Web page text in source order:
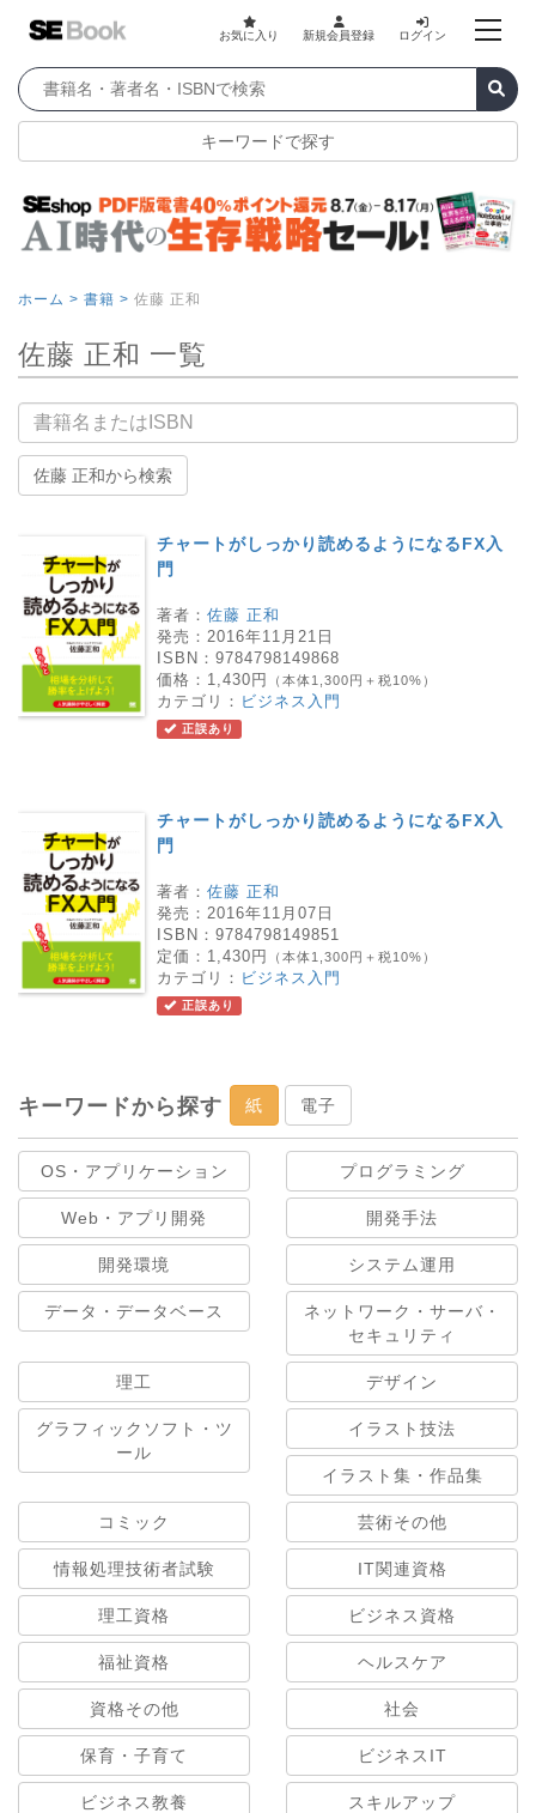
お気に入り 新規会員登録 ログイン
キーワードで探す
ホーム > 書籍 > 佐藤 正和
佐藤 正和 一覧
書籍名
佐藤 正和から検索
チャートがしっかり読めるようになるFX入
門
著者： 佐藤 正和
発売： 2016年11月21日
ISBN： 9784798149868
価格： 1,430円 （本体1,300円＋税10%）
カテゴリ： ビジネス入門
正誤あり
チャートがしっかり読めるようになるFX入
門
著者： 佐藤 正和
発売： 2016年11月07日
ISBN： 9784798149851
定価： 1,430円 （本体1,300円＋税10%）
カテゴリ： ビジネス入門
正誤あり
キーワードから探す 紙 電子
OS・アプリケーション プログラミング
Web・アプリ開発 開発手法
開発環境 システム運用
データ・データベース
ネットワーク・サーバ・
セキュリティ
理工 デザイン
グラフィックソフト・ツ
ール
イラスト技法
イラスト集・作品集
コミック 芸術その他
情報処理技術者試験 IT関連資格
理工資格 ビジネス資格
福祉資格 ヘルスケア
資格その他 社会
保育・子育て ビジネスIT
ビジネス教養 スキルアップ